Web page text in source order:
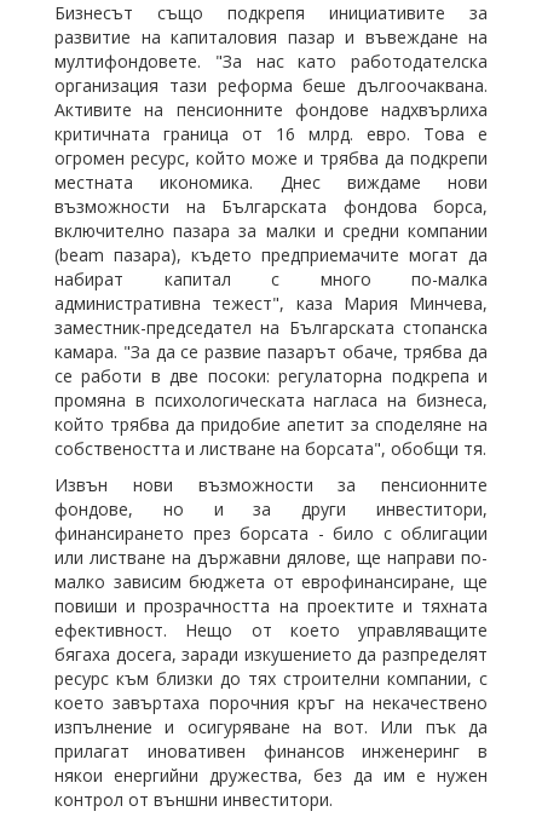
Бизнесът също подкрепя инициативите за
развитие на капиталовия пазар и въвеждане на
мултифондовете. "За нас като работодателска
организация тази реформа беше дългоочаквана.
Активите на пенсионните фондове надхвърлиха
критичната граница от 16 млрд. евро. Това е
огромен ресурс, който може и трябва да подкрепи
местната икономика. Днес виждаме нови
възможности на Българската фондова борса,
включително пазара за малки и средни компании
(beam пазара), където предприемачите могат да
набират капитал с много по-малка
административна тежест", каза Мария Минчева,
заместник-председател на Българската стопанска
камара. "За да се развие пазарът обаче, трябва да
се работи в две посоки: регулаторна подкрепа и
промяна в психологическата нагласа на бизнеса,
който трябва да придобие апетит за споделяне на
собствеността и листване на борсата", обобщи тя.
Извън нови възможности за пенсионните
фондове, но и за други инвеститори,
финансирането през борсата - било с облигации
или листване на държавни дялове, ще направи по-
малко зависим бюджета от еврофинансиране, ще
повиши и прозрачността на проектите и тяхната
ефективност. Нещо от което управляващите
бягаха досега, заради изкушението да разпределят
ресурс към близки до тях строителни компании, с
което завъртаха порочния кръг на некачествено
изпълнение и осигуряване на вот. Или пък да
прилагат иновативен финансов инженеринг в
някои енергийни дружества, без да им е нужен
контрол от външни инвеститори.